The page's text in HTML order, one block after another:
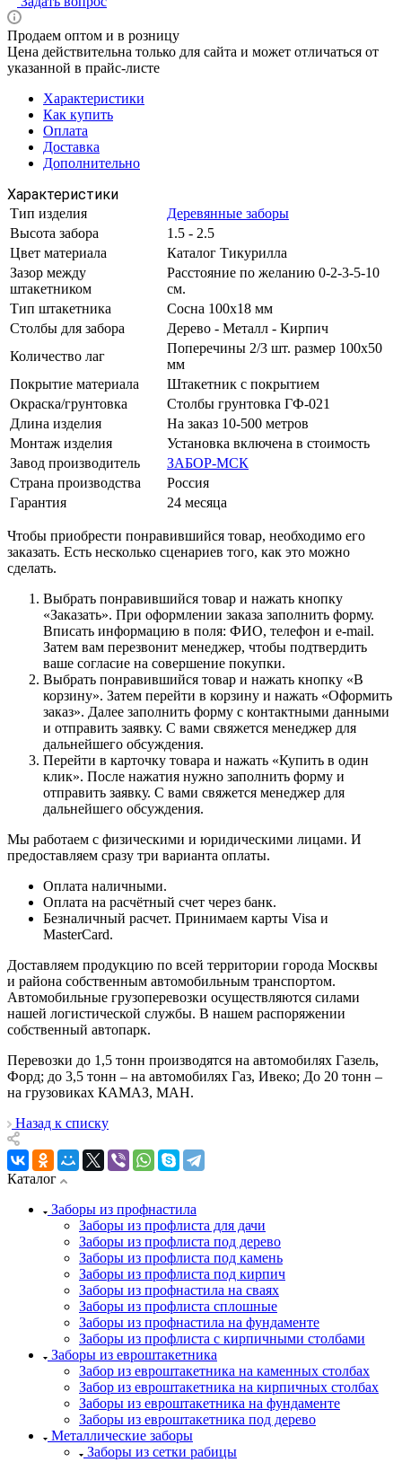
Продаем оптом и в розницу
Цена действительна только для сайта и может отличаться от
указанной в прайс-листе
Характеристики
Как купить
Оплата
Доставка
Дополнительно
Характеристики
Тип изделия
Деревянные заборы
Высота забора
1.5 - 2.5
Цвет материала
Каталог Тикурилла
Зазор между
штакетником
Расстояние по желанию 0-2-3-5-10
см.
Тип штакетника
Сосна 100х18 мм
Столбы для забора
Дерево - Металл - Кирпич
Количество лаг
Поперечины 2/3 шт. размер 100х50
мм
Покрытие материала
Штакетник с покрытием
Окраска/грунтовка
Столбы грунтовка ГФ-021
Длина изделия
На заказ 10-500 метров
Монтаж изделия
Установка включена в стоимость
Завод производитель
ЗАБОР-МСК
Страна производства
Россия
Гарантия
24 месяца
Чтобы приобрести понравившийся товар, необходимо его
заказать. Есть несколько сценариев того, как это можно
сделать.
Выбрать понравившийся товар и нажать кнопку
«Заказать». При оформлении заказа заполнить форму.
Вписать информацию в поля: ФИО, телефон и e-mail.
Затем вам перезвонит менеджер, чтобы подтвердить
ваше согласие на совершение покупки.
Выбрать понравившийся товар и нажать кнопку «В
корзину». Затем перейти в корзину и нажать «Оформить
заказ». Далее заполнить форму с контактными данными
и отправить заявку. С вами свяжется менеджер для
дальнейшего обсуждения.
Перейти в карточку товара и нажать «Купить в один
клик». После нажатия нужно заполнить форму и
отправить заявку. С вами свяжется менеджер для
дальнейшего обсуждения.
Мы работаем с физическими и юридическими лицами. И
предоставляем сразу три варианта оплаты.
Оплата наличными.
Оплата на расчётный счет через банк.
Безналичный расчет. Принимаем карты Visa и
MasterCard.
Доставляем продукцию по всей территории города Москвы
и района собственным автомобильным транспортом.
Автомобильные грузоперевозки осуществляются силами
нашей логистической службы. В нашем распоряжении
собственный автопарк.
Перевозки до 1,5 тонн производятся на автомобилях Газель,
Форд; до 3,5 тонн – на автомобилях Газ, Ивеко; До 20 тонн –
на грузовиках КАМАЗ, МАН.
Назад к списку
Каталог
Заборы из профнастила
Заборы из профлиста для дачи
Заборы из профлиста под дерево
Заборы из профлиста под камень
Заборы из профлиста под кирпич
Заборы из профнастила на сваях
Заборы из профлиста сплошные
Заборы из профнастила на фундаменте
Заборы из профлиста с кирпичными столбами
Заборы из евроштакетника
Забор из евроштакетника на каменных столбах
Забор из евроштакетника на кирпичных столбах
Заборы из евроштакетника на фундаменте
Заборы из евроштакетника под дерево
Металлические заборы
Заборы из сетки рабицы